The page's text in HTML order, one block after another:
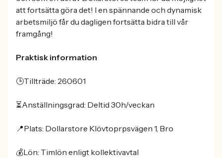
att fortsätta göra det! I en spännande och dynamisk
arbetsmiljö får du dagligen fortsätta bidra till vår
framgång!
Praktisk information
🕒Tillträde: 260601
⏳Anställningsgrad: Deltid 30h/veckan
📍Plats: Dollarstore Klövtoprpsvägen 1, Bro
💰Lön: Timlön enligt kollektivavtal